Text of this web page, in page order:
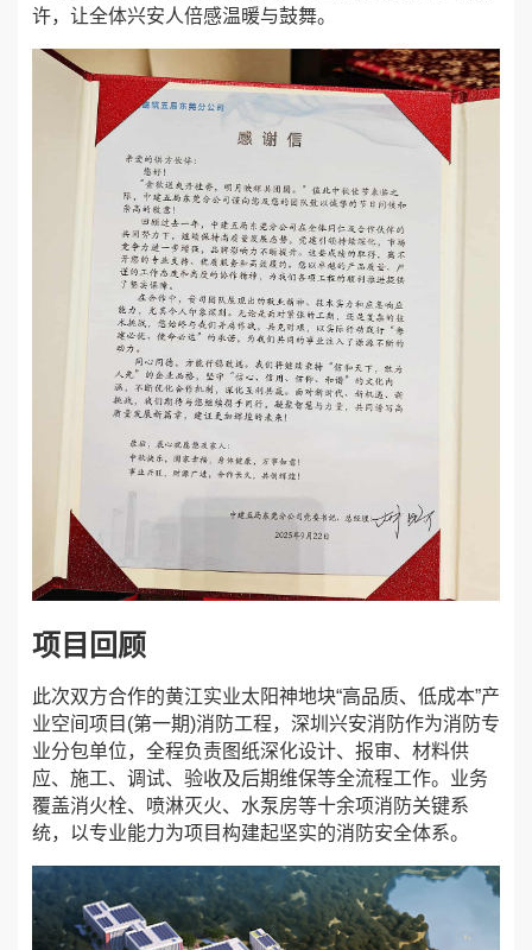
许，让全体兴安人倍感温暖与鼓舞。
项目回顾
此次双方合作的黄江实业太阳神地块“高品质、低成本”产
业空间项目(第一期)消防工程，深圳兴安消防作为消防专
业分包单位，全程负责图纸深化设计、报审、材料供
应、施工、调试、验收及后期维保等全流程工作。业务
覆盖消火栓、喷淋灭火、水泵房等十余项消防关键系
统，以专业能力为项目构建起坚实的消防安全体系。